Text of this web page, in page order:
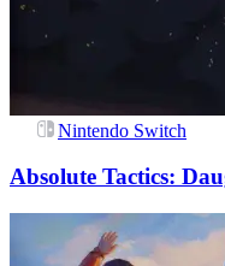
Nintendo Switch
Absolute Tactics: